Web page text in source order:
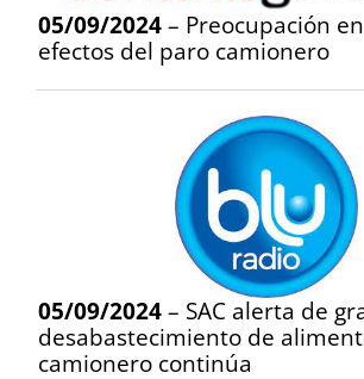
05/09/2024 – Preocupación
efectos del paro camionero
05/09/2024 – SAC alerta de
desabastecimiento de
camionero continúa